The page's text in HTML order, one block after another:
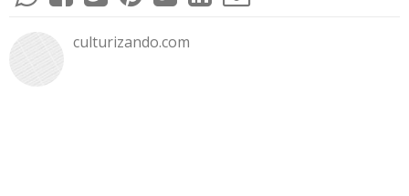
culturizando.com